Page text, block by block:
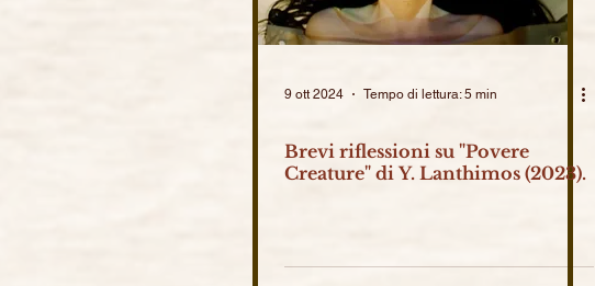
9 ott 2024 Tempo di lettura: 5 min
Brevi riflessioni su "Povere
Creature" di Y. Lanthimos (2023).